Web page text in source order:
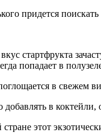
придется
стартфрукта
попадает в
в свежем
в
этот